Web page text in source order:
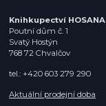
Knihkupectví HOSANA
Poutní dům č. 1
Svatý Hostýn
768 72 Chvalčov
tel.: +420 603 279 290
Aktuální prodejní doba